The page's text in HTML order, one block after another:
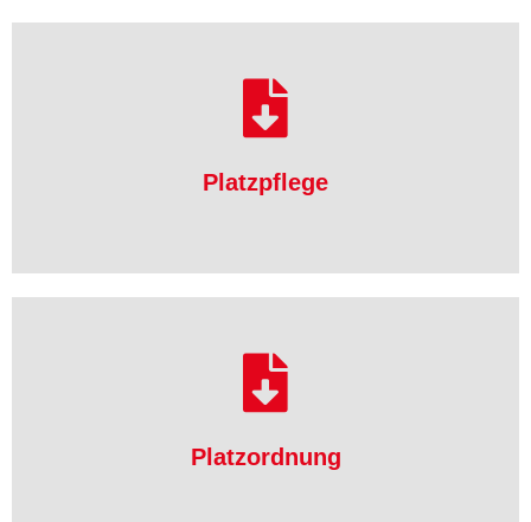
Platzpflege
Platzpflege
herunterladen
Platzordnung
Platzordnung
herunterladen